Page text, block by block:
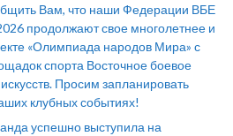
Вам, что наши Федерации ВБЕ
продолжают свое многолетнее и
«Олимпиада народов Мира» с
спорта Восточное боевое
Просим запланировать
клубных событиях!
успешно выступила на